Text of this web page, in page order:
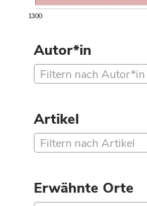
1300
Autor*in
Filtern nach Autor*in
Artikel
Filtern nach Artikel
Erwähnte Orte